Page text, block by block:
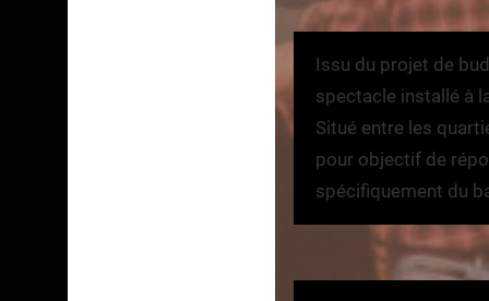
Issu du projet de
spectacle installé à
Situé entre les
pour objectif de
spécifiquement du